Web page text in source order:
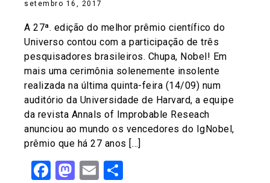
setembro 16, 2017
A 27ª. edição do melhor prêmio científico do
Universo contou com a participação de três
pesquisadores brasileiros. Chupa, Nobel! Em
mais uma cerimônia solenemente insolente
realizada na última quinta-feira (14/09) num
auditório da Universidade de Harvard, a equipe
da revista Annals of Improbable Reseach
anunciou ao mundo os vencedores do IgNobel,
prêmio que há 27 anos […]
Facebook
Mastodon
Email